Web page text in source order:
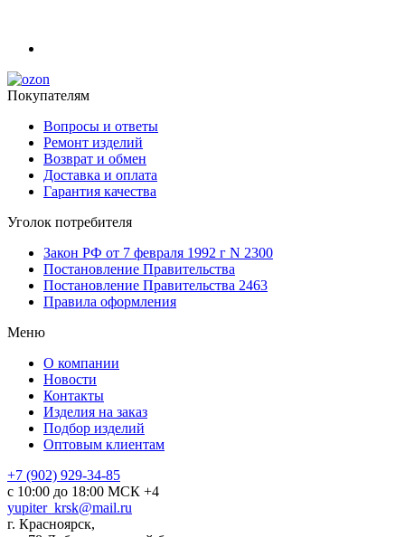
Покупателям
Вопросы и ответы
Ремонт изделий
Возврат и обмен
Доставка и оплата
Гарантия качества
Уголок потребителя
Закон РФ от 7 февраля 1992 г N 2300
Постановление Правительства
Постановление Правительства 2463
Правила оформления
Меню
О компании
Новости
Контакты
Изделия на заказ
Подбор изделий
Оптовым клиентам
+7 (902) 929-34-85
с 10:00 до 18:00 МСК +4
yupiter_krsk@mail.ru
г. Красноярск,